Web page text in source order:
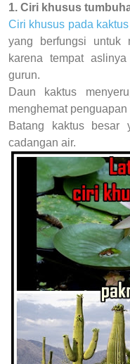
1. Ciri khusus
Ciri khusus pada kaktus
yang berfungsi untuk
karena tempat
gurun.
Daun kaktus
menghemat penguapan
Batang kaktus besar
cadangan air.